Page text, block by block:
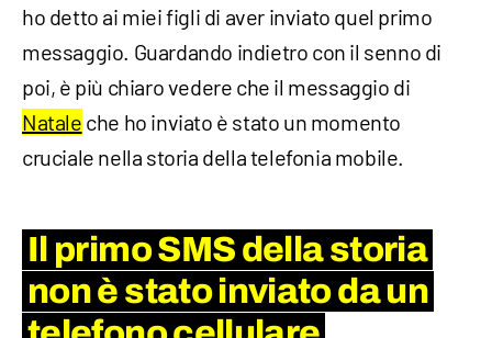
ho detto ai miei figli di aver inviato quel primo
messaggio. Guardando indietro con il senno di
poi, è più chiaro vedere che il messaggio di
Natale che ho inviato è stato un momento
cruciale nella storia della telefonia mobile.
Il primo SMS della storia
non è stato inviato da un